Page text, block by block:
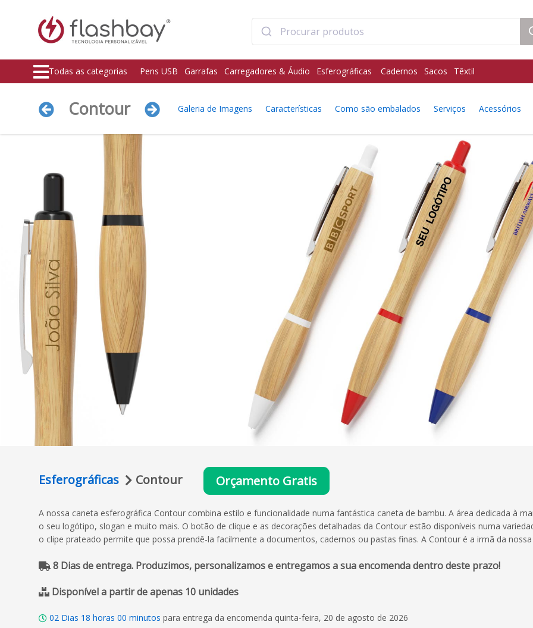
Todas as categorias Pens USB Garrafas Carregadores & Áudio Esferográficas Cadernos Sacos Têxtil
Contour Galeria de Imagens Características Como são embalados Serviços Acessórios
Esferográficas Contour Orçamento Gratis
A nossa caneta esferográfica Contour combina estilo e funcionalidade numa fantástica caneta de bambu. A área dedicada à
o seu logótipo, slogan e muito mais. O botão de clique e as decorações detalhadas da Contour estão disponíveis numa
o clipe prateado permite que possa prendê-la facilmente a documentos, cadernos ou pastas finas. A Contour é a irmã da
8 Dias de entrega. Produzimos, personalizamos e entregamos a sua encomenda dentro deste prazo!
Disponível a partir de apenas 10 unidades
02 Dias 18 horas 00 minutos para entrega da encomenda quinta-feira, 20 de agosto de 2026